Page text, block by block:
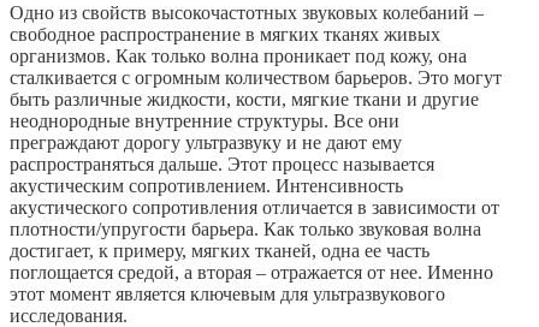
Одно из свойств высокочастотных звуковых колебаний –
свободное распространение в мягких тканях живых
организмов. Как только волна проникает под кожу, она
сталкивается с огромным количеством барьеров. Это могут
быть различные жидкости, кости, мягкие ткани и другие
неоднородные внутренние структуры. Все они
преграждают дорогу ультразвуку и не дают ему
распространяться дальше. Этот процесс называется
акустическим сопротивлением. Интенсивность
акустического сопротивления отличается в зависимости от
плотности/упругости барьера. Как только звуковая волна
достигает, к примеру, мягких тканей, одна ее часть
поглощается средой, а вторая – отражается от нее. Именно
этот момент является ключевым для ультразвукового
исследования.